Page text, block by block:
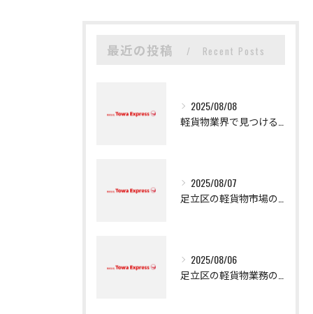
最近の投稿 Recent Posts
2025/08/08
2025/08/07
2025/08/06